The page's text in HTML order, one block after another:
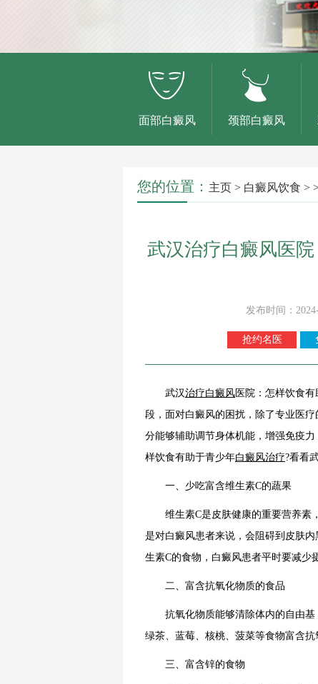
面部白癜风 颈部白癜风
您的位置： 主页 > 白癜风饮食 >
武汉治疗白癜风医
发布时间：
抢约名医
武汉治疗白癜风 医院：怎样饮食有
段，面对白癜风的困扰，除了专业医
分能够辅助调节身体机能，增强免疫
样饮食有助于青少年白癜风治疗?看看
一、少吃富含维生素C的蔬果
维生素C是皮肤健康的重要营养素
是对白癜风患者来说，会阻碍到皮肤
生素C的食物，白癜风患者平时要减少
二、富含抗氧化物质的食品
抗氧化物质能够清除体内的自由基
绿茶、蓝莓、核桃、菠菜等食物富含
三、富含锌的食物